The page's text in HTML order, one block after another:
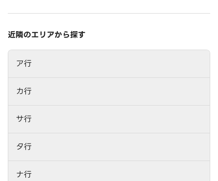
近隣のエリアから探す
ア行
カ行
サ行
タ行
ナ行